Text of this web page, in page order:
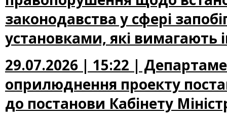
законодавства у сфері
установками, які вимагають
29.07.2026 | 15:22 |
оприлюднення проекту
до постанови Кабінету